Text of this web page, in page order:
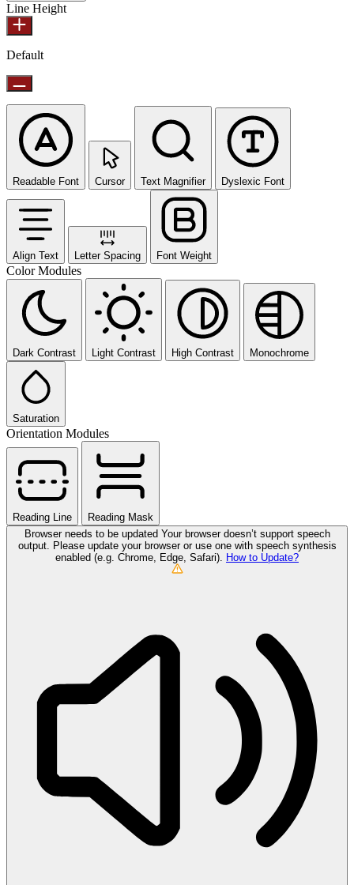
Line Height
Default
Readable Font Cursor Text Magnifier Dyslexic Font
Align Text Letter Spacing Font Weight
Color Modules
Dark Contrast Light Contrast High Contrast Monochrome
Saturation
Orientation Modules
Reading Line
Reading Mask
Browser needs to be updated Your browser doesn’t support speech
output. Please update your browser or use one with speech synthesis
enabled (e.g. Chrome, Edge, Safari).
How to Update?